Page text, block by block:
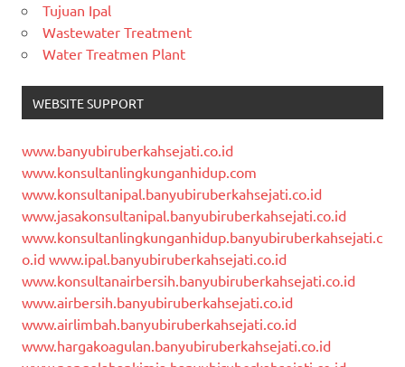
Tujuan Ipal
Wastewater Treatment
Water Treatmen Plant
WEBSITE SUPPORT
www.banyubiruberkahsejati.co.id
www.konsultanlingkunganhidup.com
www.konsultanipal.banyubiruberkahsejati.co.id
www.jasakonsultanipal.banyubiruberkahsejati.co.id
www.konsultanlingkunganhidup.banyubiruberkahsejati.c
o.id www.ipal.banyubiruberkahsejati.co.id
www.konsultanairbersih.banyubiruberkahsejati.co.id
www.airbersih.banyubiruberkahsejati.co.id
www.airlimbah.banyubiruberkahsejati.co.id
www.hargakoagulan.banyubiruberkahsejati.co.id